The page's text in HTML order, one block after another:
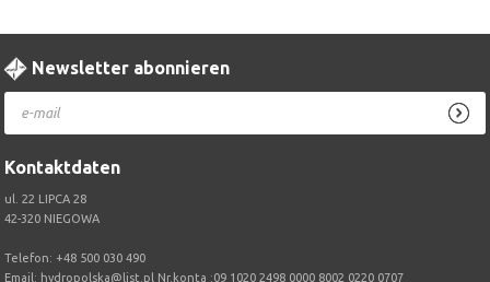
Newsletter abonnieren
Kontaktdaten
ul. 22 LIPCA 28
42-320 NIEGOWA
Telefon: +48 500 030 490
Email: hydropolska@list.pl Nr.konta :09 1020 2498 0000 8002 0220 0707